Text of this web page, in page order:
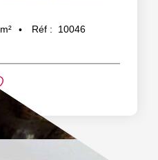
m² Réf : 10046